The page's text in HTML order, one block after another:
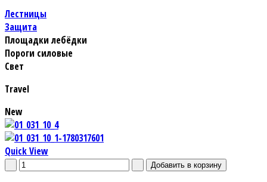
Лестницы
Защита
Площадки лебёдки
Пороги силовые
Свет
Travel
New
Quick View